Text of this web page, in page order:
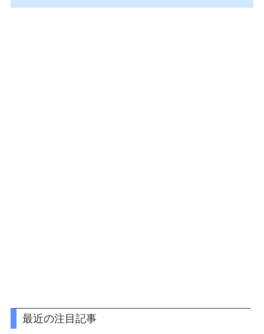
最近の注目記事